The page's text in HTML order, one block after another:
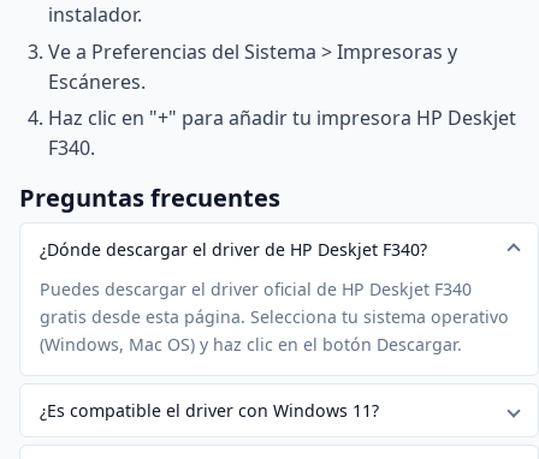
instalador.
Ve a Preferencias del Sistema > Impresoras y
Escáneres.
Haz clic en "+" para añadir tu impresora HP Deskjet
F340.
Preguntas frecuentes
¿Dónde descargar el driver de HP Deskjet F340?
Puedes descargar el driver oficial de HP Deskjet F340
gratis desde esta página. Selecciona tu sistema operativo
(Windows, Mac OS) y haz clic en el botón Descargar.
¿Es compatible el driver con Windows 11?